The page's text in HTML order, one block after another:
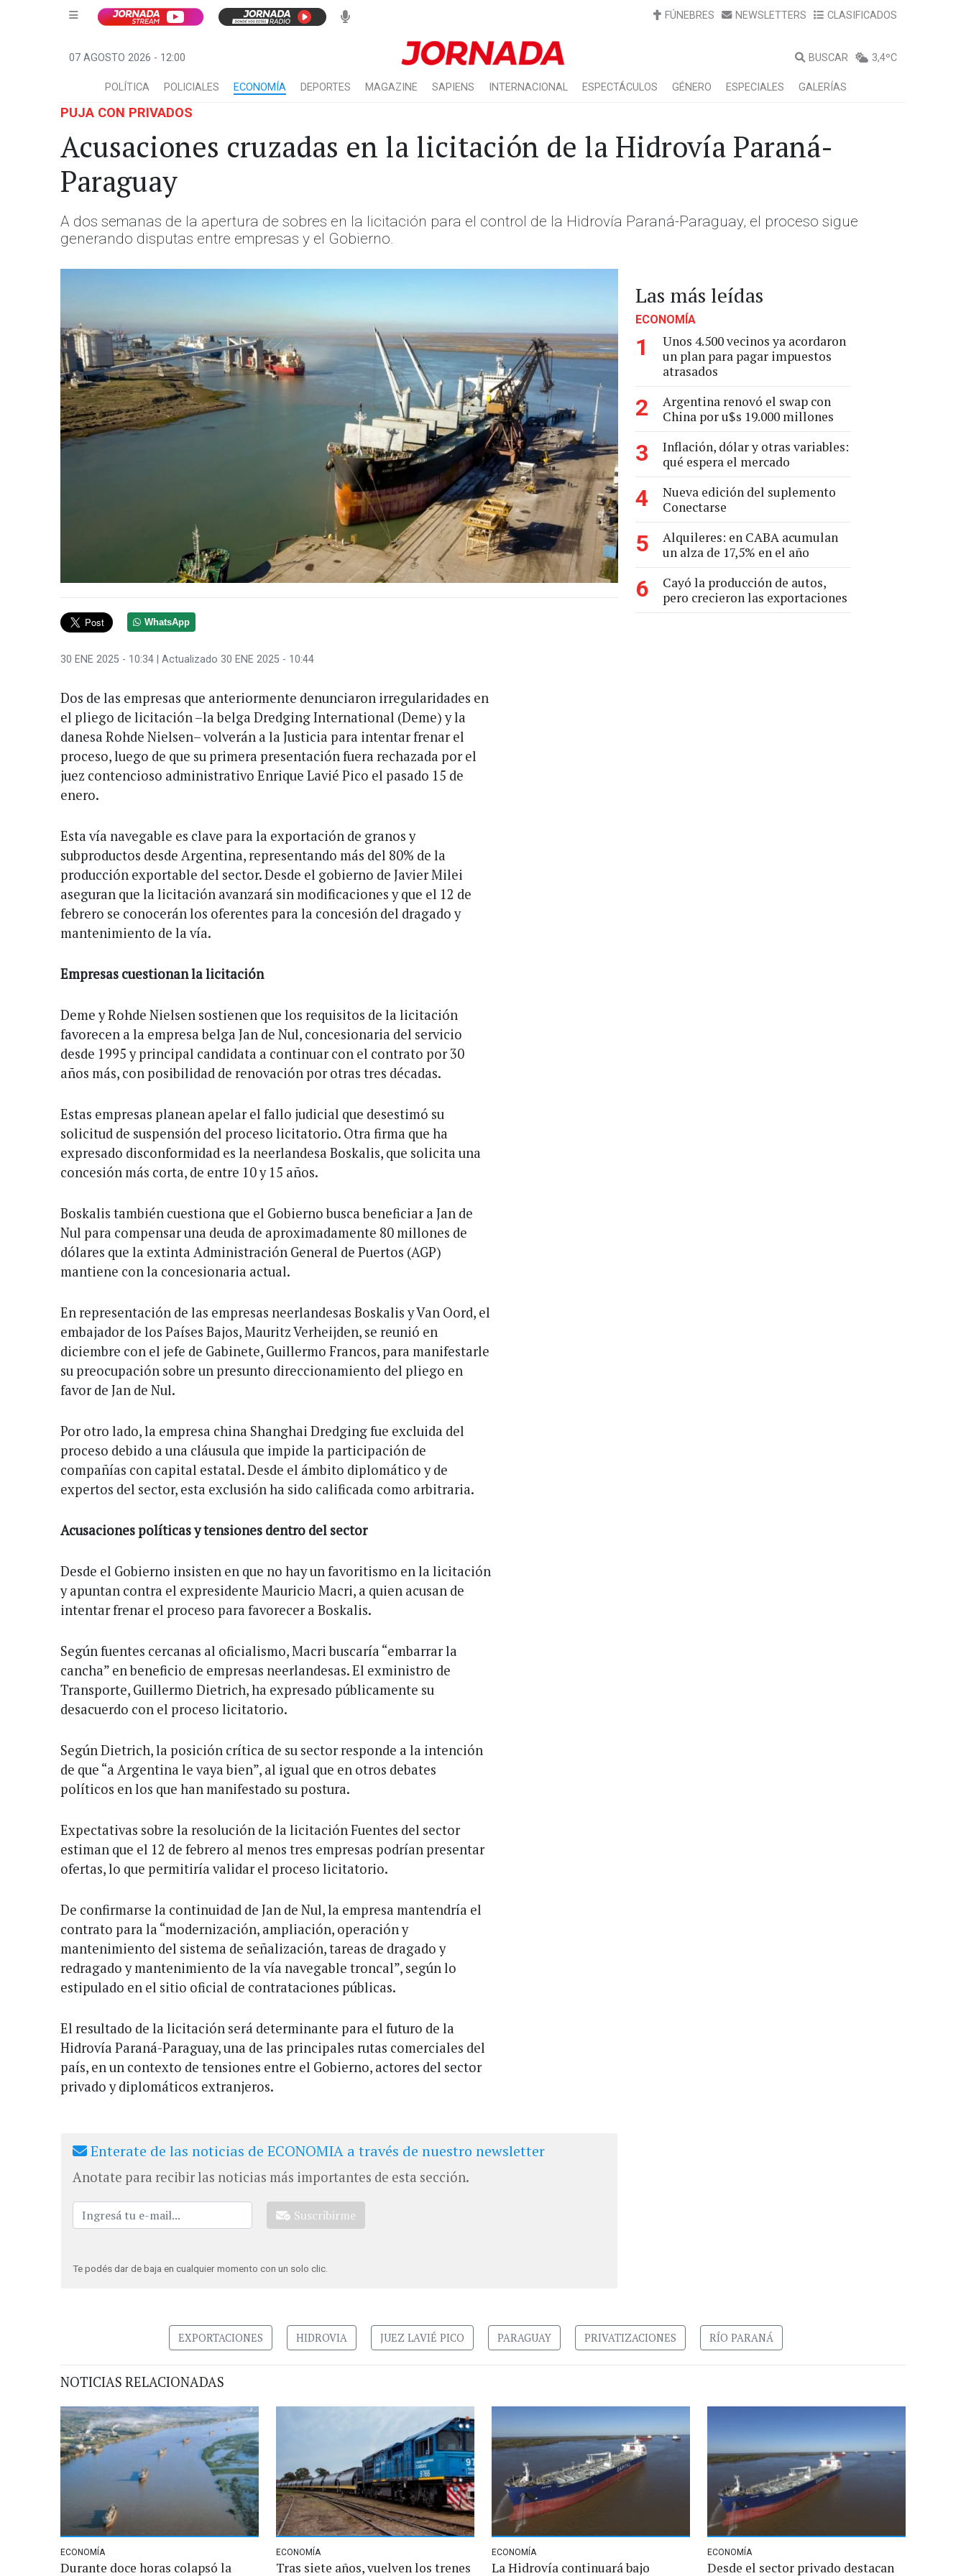
FÚNEBRES NEWSLETTERS CLASIFICADOS
07 AGOSTO 2026 - 12:00 BUSCAR 3,4ºC
POLÍTICA POLICIALES ECONOMÍA DEPORTES MAGAZINE SAPIENS INTERNACIONAL ESPECTÁCULOS GÉNERO ESPECIALES GALERÍAS
PUJA CON PRIVADOS
Acusaciones cruzadas en la licitación de la Hidrovía Paraná-
Paraguay
A dos semanas de la apertura de sobres en la licitación para el control de la Hidrovía Paraná-Paraguay, el proceso sigue
generando disputas entre empresas y el Gobierno.
WhatsApp
30 ENE 2025 - 10:34 | Actualizado 30 ENE 2025 - 10:44
Dos de las empresas que anteriormente denunciaron irregularidades en
el pliego de licitación –la belga Dredging International (Deme) y la
danesa Rohde Nielsen– volverán a la Justicia para intentar frenar el
proceso, luego de que su primera presentación fuera rechazada por el
juez contencioso administrativo Enrique Lavié Pico el pasado 15 de
enero.
Esta vía navegable es clave para la exportación de granos y
subproductos desde Argentina, representando más del 80% de la
producción exportable del sector. Desde el gobierno de Javier Milei
aseguran que la licitación avanzará sin modificaciones y que el 12 de
febrero se conocerán los oferentes para la concesión del dragado y
mantenimiento de la vía.
Empresas cuestionan la licitación
Deme y Rohde Nielsen sostienen que los requisitos de la licitación
favorecen a la empresa belga Jan de Nul, concesionaria del servicio
desde 1995 y principal candidata a continuar con el contrato por 30
años más, con posibilidad de renovación por otras tres décadas.
Estas empresas planean apelar el fallo judicial que desestimó su
solicitud de suspensión del proceso licitatorio. Otra firma que ha
expresado disconformidad es la neerlandesa Boskalis, que solicita una
concesión más corta, de entre 10 y 15 años.
Boskalis también cuestiona que el Gobierno busca beneficiar a Jan de
Nul para compensar una deuda de aproximadamente 80 millones de
dólares que la extinta Administración General de Puertos (AGP)
mantiene con la concesionaria actual.
En representación de las empresas neerlandesas Boskalis y Van Oord, el
embajador de los Países Bajos, Mauritz Verheijden, se reunió en
diciembre con el jefe de Gabinete, Guillermo Francos, para manifestarle
su preocupación sobre un presunto direccionamiento del pliego en
favor de Jan de Nul.
Por otro lado, la empresa china Shanghai Dredging fue excluida del
proceso debido a una cláusula que impide la participación de
compañías con capital estatal. Desde el ámbito diplomático y de
expertos del sector, esta exclusión ha sido calificada como arbitraria.
Acusaciones políticas y tensiones dentro del sector
Desde el Gobierno insisten en que no hay un favoritismo en la licitación
y apuntan contra el expresidente Mauricio Macri, a quien acusan de
intentar frenar el proceso para favorecer a Boskalis.
Según fuentes cercanas al oficialismo, Macri buscaría “embarrar la
cancha” en beneficio de empresas neerlandesas. El exministro de
Transporte, Guillermo Dietrich, ha expresado públicamente su
desacuerdo con el proceso licitatorio.
Según Dietrich, la posición crítica de su sector responde a la intención
de que “a Argentina le vaya bien”, al igual que en otros debates
políticos en los que han manifestado su postura.
Expectativas sobre la resolución de la licitación Fuentes del sector
estiman que el 12 de febrero al menos tres empresas podrían presentar
ofertas, lo que permitiría validar el proceso licitatorio.
De confirmarse la continuidad de Jan de Nul, la empresa mantendría el
contrato para la “modernización, ampliación, operación y
mantenimiento del sistema de señalización, tareas de dragado y
redragado y mantenimiento de la vía navegable troncal”, según lo
estipulado en el sitio oficial de contrataciones públicas.
El resultado de la licitación será determinante para el futuro de la
Hidrovía Paraná-Paraguay, una de las principales rutas comerciales del
país, en un contexto de tensiones entre el Gobierno, actores del sector
privado y diplomáticos extranjeros.
Enterate de las noticias de ECONOMIA a través de nuestro newsletter
Anotate para recibir las noticias más importantes de esta sección.
Suscribirme
Te podés dar de baja en cualquier momento con un solo clic.
Las más leídas
ECONOMÍA
1
Unos 4.500 vecinos ya acordaron
un plan para pagar impuestos
atrasados
2
Argentina renovó el swap con
China por u$s 19.000 millones
3
Inflación, dólar y otras variables:
qué espera el mercado
4
Nueva edición del suplemento
Conectarse
5
Alquileres: en CABA acumulan
un alza de 17,5% en el año
6
Cayó la producción de autos,
pero crecieron las exportaciones
EXPORTACIONES HIDROVIA JUEZ LAVIÉ PICO PARAGUAY PRIVATIZACIONES RÍO PARANÁ
NOTICIAS RELACIONADAS
ECONOMÍA
Durante doce horas colapsó la
ECONOMÍA
Tras siete años, vuelven los trenes
ECONOMÍA
La Hidrovía continuará bajo
ECONOMÍA
Desde el sector privado destacan